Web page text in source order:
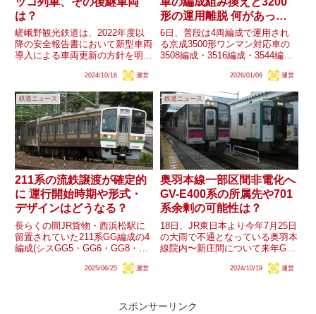
は？
嵯峨野観光鉄道は、2022年度以
降の安全報告書において新型車両
導入による車両更新の方針を明ら
書でも引き続き記載されていま
す。現在運用されている車両はい
ずれもJR西日本が関わるもの
で、客車はトキ25000形を譲受...
2024/10/16 運営
形の運用離脱 何があった
のか？
6日、普段は4両編成で運用され
る京成3500形ワンマン対応車の
3508編成・3516編成・3544編成
3516編成+3506-3505号車・3508-
3507号車+3544編成の6連2本が組
成されています。京成(芝...
2026/01/06 運営
鉄道ニュース
211系の流鉄譲渡が確定的
に 運行開始時期や形式・
デザインはどうなる？
長らくの間JR貨物・西浜松駅に
留置されていた211系GG編成の4
編成(シスGG5・GG6・GG8・
GG9編成に流鉄譲渡を示唆する
2025/06/25 運営
鉄道ニュース
奥羽本線一部区間非電化へ
GV-E400系の所属先や701
系余剰の可能性は？
18日、JR東日本より今年7月25日
の大雨で不通となっている奥羽本
線院内〜新庄間について来年GW
再開をすることが発表されまし
されています。奥羽...
2024/10/19 運営
スポンサーリンク